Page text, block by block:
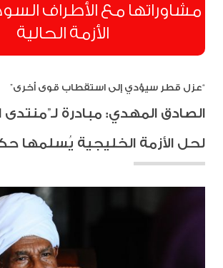
مشاوراتها مع الأطراف
الأزمة الحالية
“عزل قطر سيؤدي إلى استقطاب قوى أخرى”
الصادق المهدي: مبادرة
لحل الأزمة الخليجية يُسلمها